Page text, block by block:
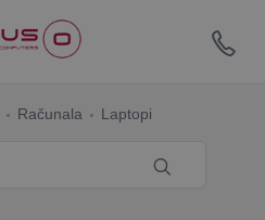
Računala Laptopi